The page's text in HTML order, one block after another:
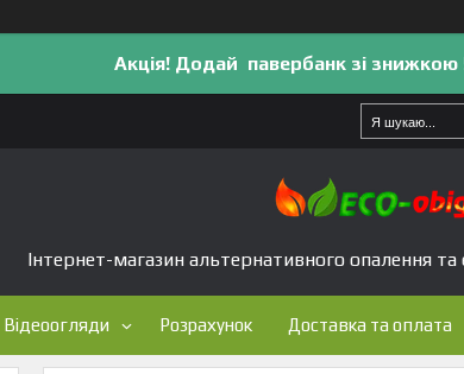
Акція! Додай павербанк зі знижкою
Інтернет-магазин альтернативного опалення
Відеоогляди Розрахунок Доставка та оплата